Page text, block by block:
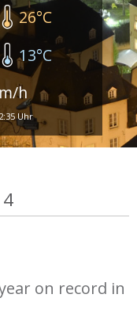
26°C
13°C
h
Uhr
on record in